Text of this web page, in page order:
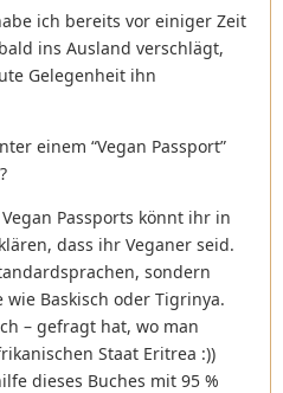
ich bereits vor einiger Zeit
ins Ausland verschlägt,
Gelegenheit ihn
einem “Vegan Passport”
Passports könnt ihr in
dass ihr Veganer seid.
sondern
Baskisch oder Tigrinya.
– gefragt hat, wo man
Staat Eritrea :))
dieses Buches mit 95 %